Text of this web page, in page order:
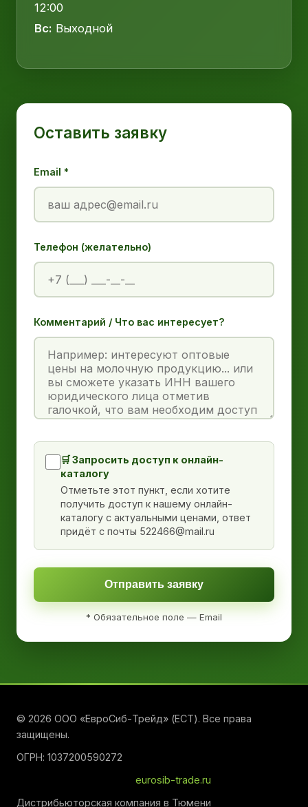
12:00
Вс: Выходной
Оставить заявку
Email *
Телефон (желательно)
Комментарий / Что вас интересует?
🛒 Запросить доступ к онлайн-
каталогу
Отметьте этот пункт, если хотите
получить доступ к нашему онлайн-
каталогу с актуальными ценами, ответ
придёт с почты 522466@mail.ru
Отправить заявку
* Обязательное поле — Email
© 2026 ООО «ЕвроСиб-Трейд» (ЕСТ). Все права
защищены.
ОГРН: 1037200590272
eurosib-trade.ru
Дистрибьюторская компания в Тюмени